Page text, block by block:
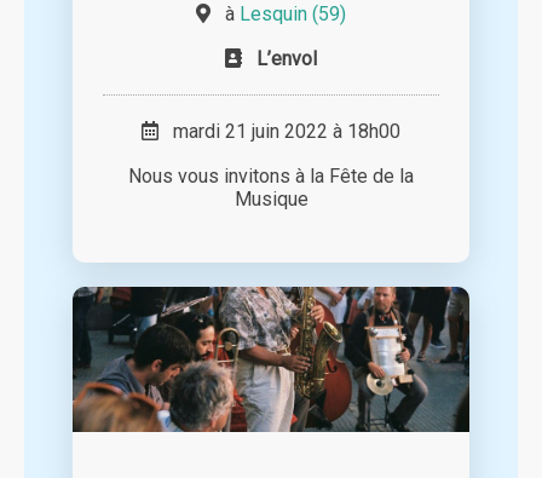
à Lesquin (59)
L’envol
mardi 21 juin 2022 à 18h00
Nous vous invitons à la Fête de la
Musique